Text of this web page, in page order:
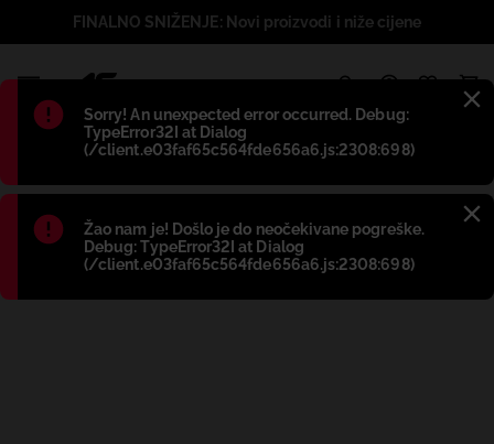
Błąd:
Sorry! An unexpected error occurred. Debug:
TypeError32I at Dialog
(/client.e03faf65c564fde656a6.js:2308:698)
Błąd:
Žao nam je! Došlo je do neočekivane pogreške.
Debug: TypeError32I at Dialog
(/client.e03faf65c564fde656a6.js:2308:698)
FINALNO SNIŽENJE: Novi proizvodi i niže cijene